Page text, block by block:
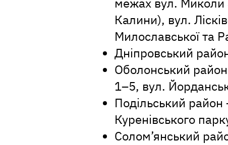
Калини), вул.
Милославської та
Дніпровський
Оболонський
1–5, вул.
Подільський
Куренівського
Солом’янський